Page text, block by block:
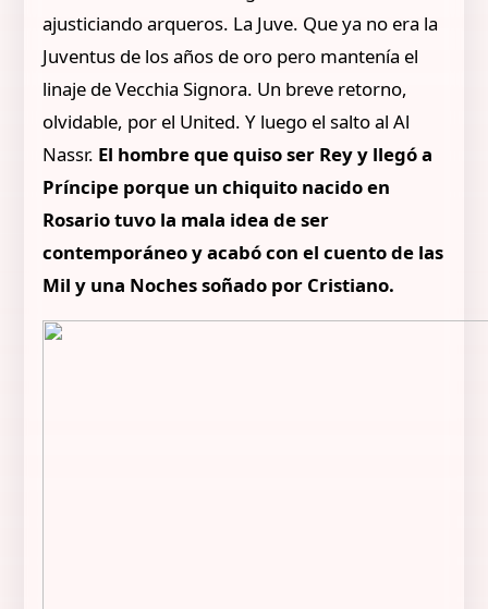
ajusticiando arqueros. La Juve. Que ya no era la
Juventus de los años de oro pero mantenía el
linaje de Vecchia Signora. Un breve retorno,
olvidable, por el United. Y luego el salto al Al
Nassr. El hombre que quiso ser Rey y llegó a
Príncipe porque un chiquito nacido en
Rosario tuvo la mala idea de ser
contemporáneo y acabó con el cuento de las
Mil y una Noches soñado por Cristiano.